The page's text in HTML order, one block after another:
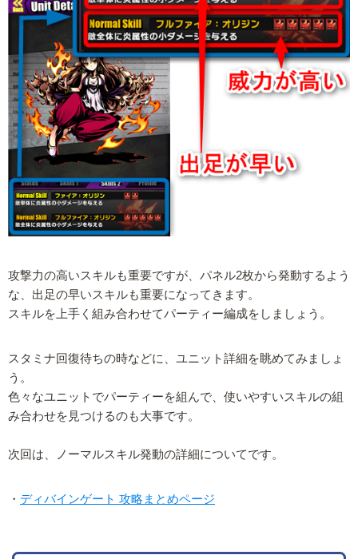
攻撃力の高いスキルも重要ですが、パネル2枚から発動するよう
な、出足の早いスキルも重要になってきます。
スキルを上手く組み合わせてパーティー編成をしましょう。
スタミナ回復待ちの時などに、ユニット詳細を眺めてみましょ
う。
色々なユニットでパーティーを組んで、使いやすいスキルの組
み合わせを見つけるのも大事です。
次回は、ノーマルスキル発動の詳細についてです。
・ ディバインゲート 攻略まとめページ